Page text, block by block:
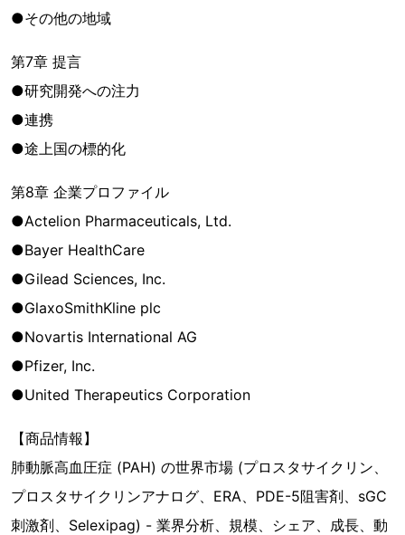
●その他の地域
第7章 提言
●研究開発への注力
●連携
●途上国の標的化
第8章 企業プロファイル
●Actelion Pharmaceuticals, Ltd.
●Bayer HealthCare
●Gilead Sciences, Inc.
●GlaxoSmithKline plc
●Novartis International AG
●Pfizer, Inc.
●United Therapeutics Corporation
【商品情報】
肺動脈高血圧症 (PAH) の世界市場 (プロスタサイクリン、
プロスタサイクリンアナログ、ERA、PDE-5阻害剤、sGC
刺激剤、Selexipag) - 業界分析、規模、シェア、成長、動